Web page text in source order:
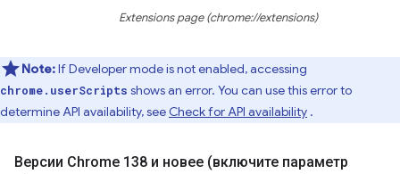
Extensions page (chrome://extensions)
Note:If Developer mode is not enabled, accessing
chrome.userScripts shows an error. You can use this error to
determine API availability, see Check for API availability .
Версии Chrome 138 и новее (включите параметр